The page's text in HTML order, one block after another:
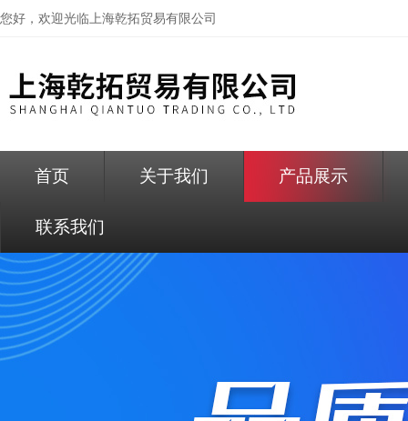
您好，欢迎光临上海乾拓贸易有限公司
首页 关于我们 产品展示
联系我们